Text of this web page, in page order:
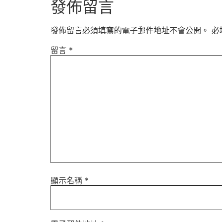
發佈留言
發佈留言必須填寫的電子郵件地址不會公開。 必
留言 *
顯示名稱 *